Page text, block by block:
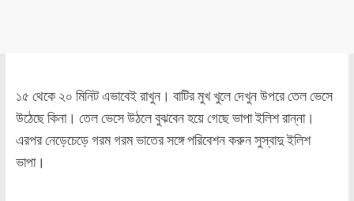
১৫ থেকে ২০ মিনিট এভাবেই রাখুন। বাটির মুখ খুলে দেখুন উপরে তেল ভেসে
উঠেছে কিনা। তেল ভেসে উঠলে বুঝবেন হয়ে গেছে ভাপা ইলিশ রান্না।
এরপর নেড়েচেড়ে গরম গরম ভাতের সঙ্গে পরিবেশন করুন সুস্বাদু ইলিশ
ভাপা।